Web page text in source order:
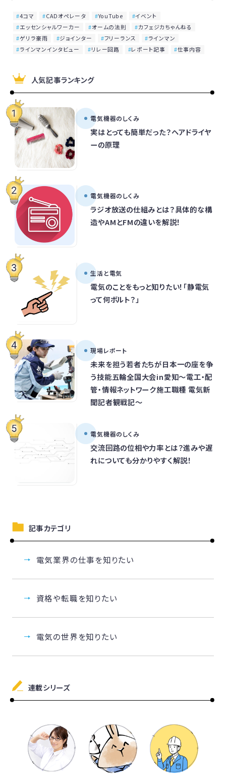
4コマ CADオペレータ YouTube
イベント
エッセンシャルワーカー
オームの法則
カフェジカちゃんねる
ゲリラ豪雨
ジョインター フリーランス
ラインマン
ラインマンインタビュー
リレー回路 レポート記事 仕事内容
人気記事ランキング
電気機器のしくみ
実はとっても簡単だった？ヘアドライヤ
ーの原理
電気機器のしくみ
ラジオ放送の仕組みとは？具体的な構
造やAMとFMの違いを解説！
生活と電気
電気のことをもっと知りたい！「静電気
って何ボルト？」
現場レポート
未来を担う若者たちが日本一の座を争
う技能五輪全国大会in愛知～電工・配
管・情報ネットワーク施工職種 電気新
聞記者観戦記～
電気機器のしくみ
交流回路の位相や力率とは？進みや遅
れについても分かりやすく解説！
記事カテゴリ
電気業界の仕事を知りたい
資格や転職を知りたい
電気の世界を知りたい
連載シリーズ